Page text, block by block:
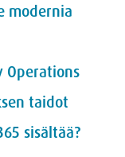
modernia
Operations
taidot
sisältää?